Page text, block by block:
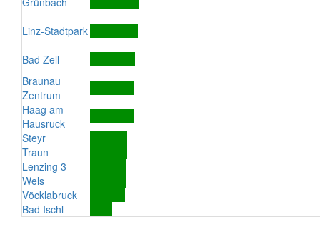
Linz-Stadtpark
Bad Zell
Braunau
Zentrum
Haag am
Hausruck
Steyr
Traun
Lenzing 3
Wels
Vöcklabruck
Bad Ischl